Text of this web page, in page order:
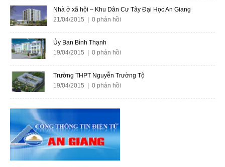
Nhà ở xã hội – Khu Dân Cư Tây Đại Học An Giang
21/04/2015 | 0 phản hồi
Ủy Ban Bình Thạnh
19/04/2015 | 0 phản hồi
Trường THPT Nguyễn Trường Tộ
19/04/2015 | 0 phản hồi